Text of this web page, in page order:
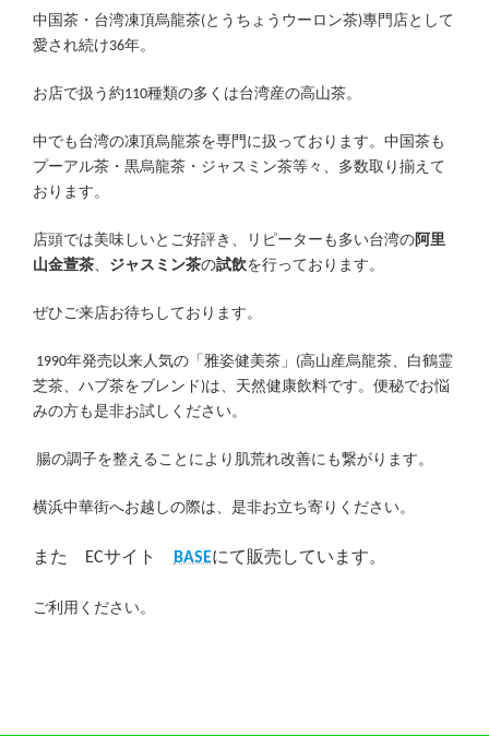
中国茶・台湾凍頂烏龍茶(とうちょうウーロン茶)專門店として
愛され続け36年。
お店で扱う約110種類の多くは台湾産の高山茶。
中でも台湾の凍頂烏龍茶を専門に扱っております。中国茶も
プーアル茶・黒烏龍茶・ジャスミン茶等々、多数取り揃えて
おります。
店頭では美味しいとご好評き、リピーターも多い台湾の阿里
山金萱茶、 ジャスミン茶の試飲を行っております。
ぜひご来店お待ちしております。
1990年発売以来人気の「雅姿健美茶」(高山産烏龍茶、白鶴霊
芝茶、ハブ茶をブレンド)は、天然健康飲料です。便秘でお悩
みの方も是非お試しください。
腸の調子を整えることにより肌荒れ改善にも繋がります。
横浜中華街へお越しの際は、是非お立ち寄りください。
また ECサイト BASEにて販売しています。
ご利用ください。